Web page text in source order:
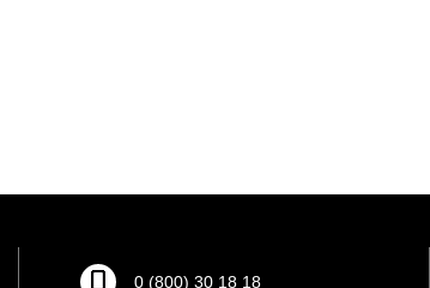
0 (800) 30 18 18